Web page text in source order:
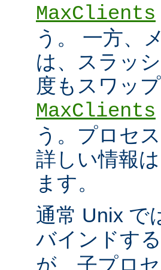
MaxClients
う。 一方、
は、スラッ
度もスワッ
MaxClients
う。プロセ
詳しい情報
ます。
通常 Unix で
バインドす
が、子プロ